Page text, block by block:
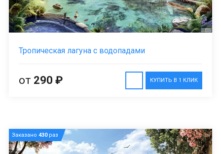
Тропическая лагуна с водопадами
КУПИТЬ В 1 КЛИК
от 290 ₽
Заказано 430раз